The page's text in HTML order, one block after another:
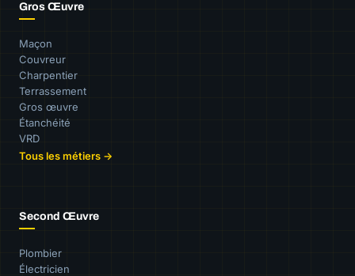
Gros Œuvre
Maçon
Couvreur
Charpentier
Terrassement
Gros œuvre
Étanchéité
VRD
Tous les métiers →
Second Œuvre
Plombier
Électricien